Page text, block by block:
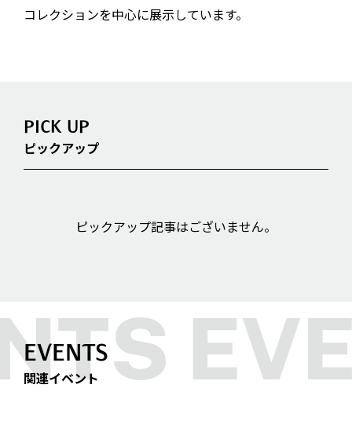
コレクションを中心に展示しています。
PICK UP
ピックアップ
ピックアップ記事はございません。
EVENTS
関連イベント